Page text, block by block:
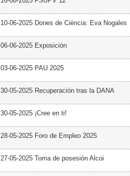
10-06-2025 Dones de Ciència: Eva Nogales
06-06-2025 Exposición
03-06-2025 PAU 2025
30-05-2025 Recuperación tras la DANA
30-05-2025 ¡Cree en ti!
28-05-2025 Foro de Empleo 2025
27-05-2025 Toma de posesión Alcoi